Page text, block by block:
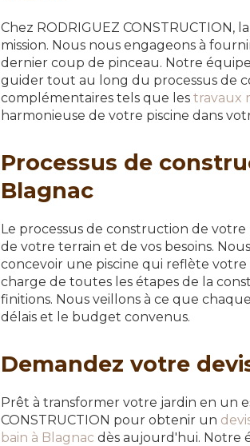
Chez RODRIGUEZ CONSTRUCTION, la
mission. Nous nous engageons à
dernier coup de pinceau. Notre
guider tout au long du processus de
complémentaires tels que les travaux
harmonieuse de votre piscine dans
Processus de
Blagnac
Le processus de construction de votre
de votre terrain et de vos besoins.
concevoir une piscine qui reflète votre
charge de toutes les étapes de la
finitions. Nous veillons à ce que
délais et le budget convenus.
Demandez votre
Prêt à transformer votre jardin en un
CONSTRUCTION pour obtenir un
bain à Blagnac dès aujourd'hui. Notre